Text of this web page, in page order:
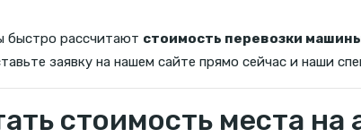
быстро рассчитают стоимость перевозки
заявку на нашем сайте прямо сейчас и наши
стоимость места